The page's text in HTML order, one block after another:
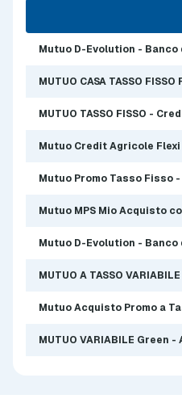
Mutuo D-Evolution -
MUTUO CASA TASSO
MUTUO TASSO FISSO -
Mutuo Credit Agricole
Mutuo Promo Tasso Fisso -
Mutuo MPS Mio Acquisto
Mutuo D-Evolution -
MUTUO A TASSO
Mutuo Acquisto Promo a
MUTUO VARIABILE Green